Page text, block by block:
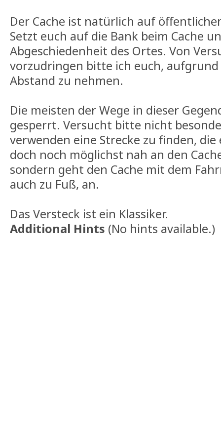
Der Cache ist natürlich auf
Setzt euch auf die Bank beim Cache
Abgeschiedenheit des Ortes. Von
vorzudringen bitte ich euch, aufgrund
Abstand zu nehmen.
Die meisten der Wege in dieser
gesperrt. Versucht bitte nicht
verwenden eine Strecke zu finden,
doch noch möglichst nah an den
sondern geht den Cache mit dem
auch zu Fuß, an.
Das Versteck ist ein Klassiker.
Additional Hints (No hints available.)